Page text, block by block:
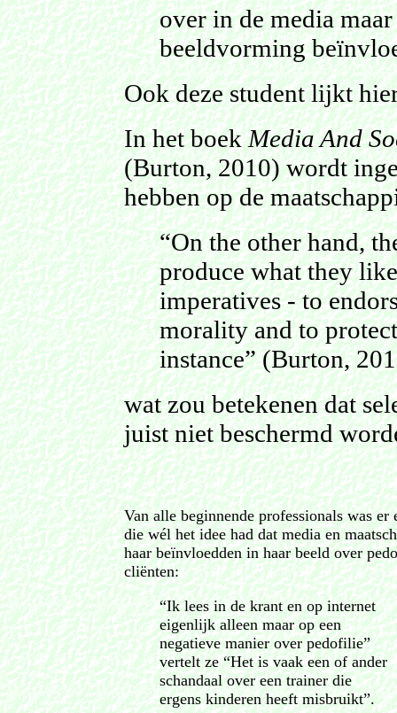
over in de media
beeldvorming
Ook deze student lijkt
In het boekMedia And
(Burton, 2010) wordt
hebben op de
“On the other hand,
produce what they
imperatives - to
morality and to
instance” (Burton,
wat zou betekenen dat
juist niet beschermd
Van alle beginnende professionals was er
die wél het idee had dat media en
haar beïnvloedden in haar beeld over
cliënten:
“Ik lees in de krant en op internet
eigenlijk alleen maar op een
negatieve manier over pedofilie”
vertelt ze “Het is vaak een of ander
schandaal over een trainer die
ergens kinderen heeft misbruikt”.